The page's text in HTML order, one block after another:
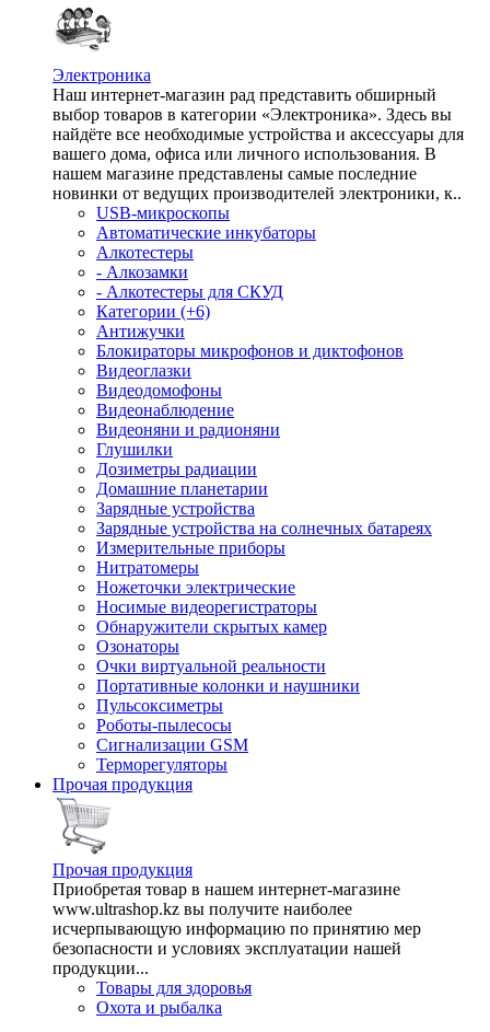
Электроника
Наш интернет-магазин рад представить обширный
выбор товаров в категории «Электроника». Здесь вы
найдёте все необходимые устройства и аксессуары для
вашего дома, офиса или личного использования. В
нашем магазине представлены самые последние
новинки от ведущих производителей электроники, к..
USB-микроскопы
Автоматические инкубаторы
Алкотестеры
- Алкозамки
- Алкотестеры для СКУД
Категории (+6)
Антижучки
Блокираторы микрофонов и диктофонов
Видеоглазки
Видеодомофоны
Видеонаблюдение
Видеоняни и радионяни
Глушилки
Дозиметры радиации
Домашние планетарии
Зарядные устройства
Зарядные устройства на солнечных батареях
Измерительные приборы
Нитратомеры
Ножеточки электрические
Носимые видеорегистраторы
Обнаружители скрытых камер
Озонаторы
Очки виртуальной реальности
Портативные колонки и наушники
Пульсоксиметры
Роботы-пылесосы
Сигнализации GSM
Терморегуляторы
Прочая продукция
Прочая продукция
Приобретая товар в нашем интернет-магазине
www.ultrashop.kz вы получите наиболее
исчерпывающую информацию по принятию мер
безопасности и условиях эксплуатации нашей
продукции...
Товары для здоровья
Охота и рыбалка